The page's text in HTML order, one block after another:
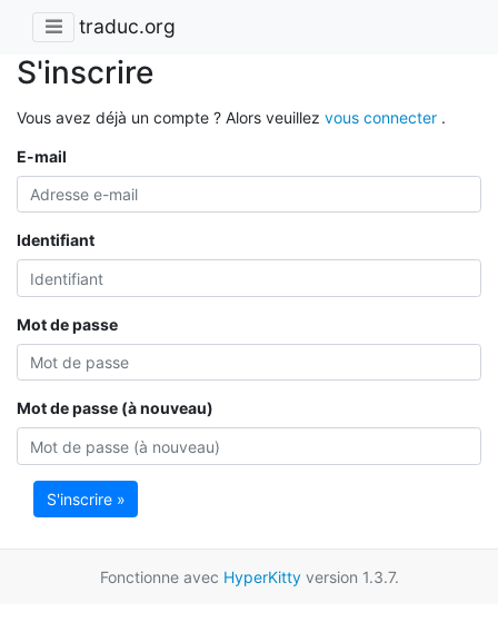
traduc.org
S'inscrire
Vous avez déjà un compte ? Alors veuillez vous connecter .
E-mail
Identifiant
Mot de passe
Mot de passe (à nouveau)
S'inscrire »
Fonctionne avec HyperKittyversion 1.3.7.